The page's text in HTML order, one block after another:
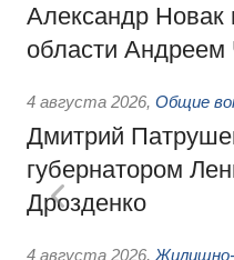
Александр Новак
области
4 августа 2026, Общие
Дмитрий
губернатором
Дрозденко
4 августа 2026, Жилищно-